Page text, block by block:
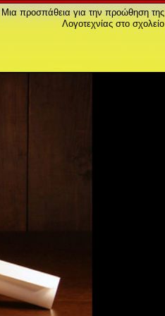
Μια προσπάθεια για την προώθηση της
Λογοτεχνίας στο σχολείο